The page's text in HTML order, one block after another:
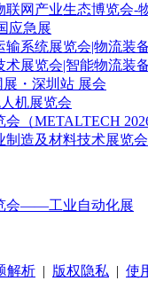
网产业生态博览会-
应急展
输系统展览会|物流装
术展览会|智能物流装
・深圳站 展会
机展览会
（METALTECH
制造及材料技术展览
会——工业自动化展
解析 | 版权隐私 | 使